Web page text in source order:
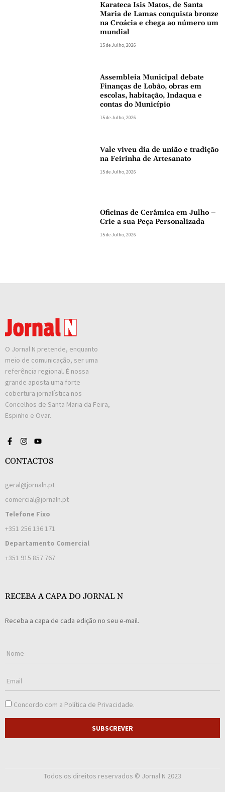
Karateca Isis Matos, de Santa
Maria de Lamas conquista bronze
na Croácia e chega ao número um
mundial
15 de Julho, 2026
Assembleia Municipal debate
Finanças de Lobão, obras em
escolas, habitação, Indaqua e
contas do Município
15 de Julho, 2026
Vale viveu dia de união e tradição
na Feirinha de Artesanato
15 de Julho, 2026
Oficinas de Cerâmica em Julho –
Crie a sua Peça Personalizada
15 de Julho, 2026
O Jornal N pretende, enquanto
meio de comunicação, ser uma
referência regional. É nossa
grande aposta uma forte
cobertura jornalística nos
Concelhos de Santa Maria da Feira,
Espinho e Ovar.
CONTACTOS
geral@jornaln.pt
comercial@jornaln.pt
Telefone Fixo
+351 256 136 171
Departamento Comercial
+351 915 857 767
RECEBA A CAPA DO JORNAL N
Receba a capa de cada edição no seu e-mail.
Concordo com a Política de Privacidade.
SUBSCREVER
Todos os direitos reservados © Jornal N 2023